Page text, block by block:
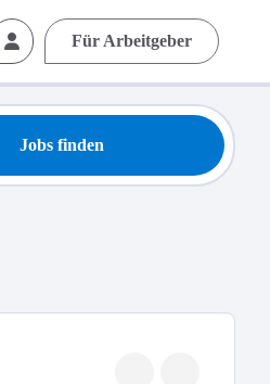
Für Arbeitgeber
Jobs finden